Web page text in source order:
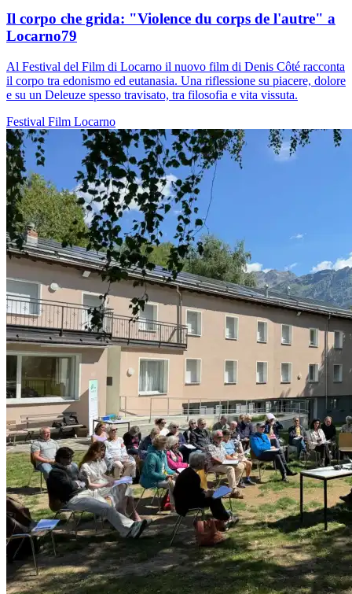
Il corpo che grida: "Violence du corps de l'autre" a
Locarno79
Al Festival del Film di Locarno il nuovo film di Denis Côté racconta
il corpo tra edonismo ed eutanasia. Una riflessione su piacere, dolore
e su un Deleuze spesso travisato, tra filosofia e vita vissuta.
Festival Film Locarno